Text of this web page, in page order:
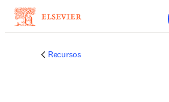
Ir
Recursos